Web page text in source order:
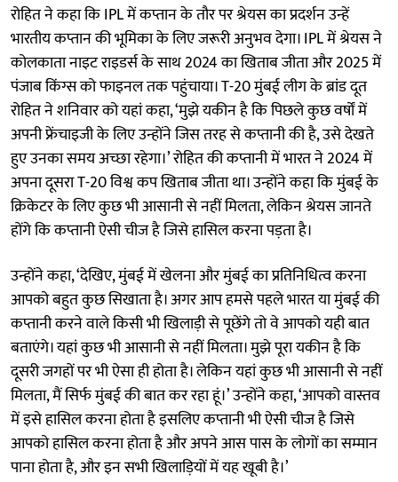
रोहित ने कहा कि IPL में कप्तान के तौर पर श्रेयस का प्रदर्शन उन्हें
भारतीय कप्तान की भूमिका के लिए जरूरी अनुभव देगा। IPL में श्रेयस ने
कोलकाता नाइट राइडर्स के साथ 2024 का खिताब जीता और 2025 में
पंजाब किंग्स को फाइनल तक पहुंचाया। T-20 मुंबई लीग के ब्रांड दूत
रोहित ने शनिवार को यहां कहा, ‘मुझे यकीन है कि पिछले कुछ वर्षों में
अपनी फ्रेंचाइजी के लिए उन्होंने जिस तरह से कप्तानी की है, उसे देखते
हुए उनका समय अच्छा रहेगा।’ रोहित की कप्तानी में भारत ने 2024 में
अपना दूसरा T-20 विश्व कप खिताब जीता था। उन्होंने कहा कि मुंबई के
क्रिकेटर के लिए कुछ भी आसानी से नहीं मिलता, लेकिन श्रेयस जानते
होंगे कि कप्तानी ऐसी चीज है जिसे हासिल करना पड़ता है।
उन्होंने कहा, ‘देखिए, मुंबई में खेलना और मुंबई का प्रतिनिधित्व करना
आपको बहुत कुछ सिखाता है। अगर आप हमसे पहले भारत या मुंबई की
कप्तानी करने वाले किसी भी खिलाड़ी से पूछेंगे तो वे आपको यही बात
बताएंगे। यहां कुछ भी आसानी से नहीं मिलता। मुझे पूरा यकीन है कि
दूसरी जगहों पर भी ऐसा ही होता है। लेकिन यहां कुछ भी आसानी से नहीं
मिलता, मैं सिर्फ मुंबई की बात कर रहा हूं।’ उन्होंने कहा, ‘आपको वास्तव
में इसे हासिल करना होता है इसलिए कप्तानी भी ऐसी चीज है जिसे
आपको हासिल करना होता है और अपने आस पास के लोगों का सम्मान
पाना होता है, और इन सभी खिलाड़ियों में यह खूबी है।’